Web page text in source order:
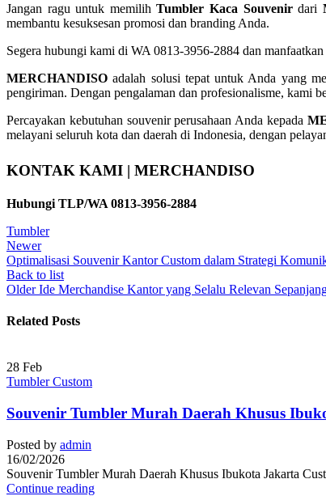
Jangan ragu untuk memilihTumbler Kaca Souvenirdari
membantu kesuksesan promosi dan branding Anda.
Segera hubungi kami di WA 0813-3956-2884 dan
MERCHANDISO adalah solusi tepat untuk Anda yang
pengiriman. Dengan pengalaman dan profesionalisme, kami
Percayakan kebutuhan souvenir perusahaan Anda kepada
melayani seluruh kota dan daerah di Indonesia, dengan
KONTAK KAMI | MERCHANDISO
Hubungi TLP/WA 0813-3956-2884
Tumbler
Newer
Optimalisasi Souvenir Kantor Custom dalam Strategi
Back to list
Older Ide Merchandise Kantor yang Selalu Relevan
Related Posts
28 Feb
Tumbler Custom
Souvenir Tumbler Murah Daerah Khusus
Posted by admin
16/02/2026
Souvenir Tumbler Murah Daerah Khusus Ibukota Jakarta
Continue reading